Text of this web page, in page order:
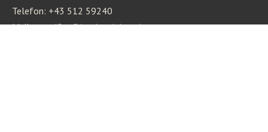
Telefon: +43 512 59240
Mail:woodfire@innsbruck-hotels.at